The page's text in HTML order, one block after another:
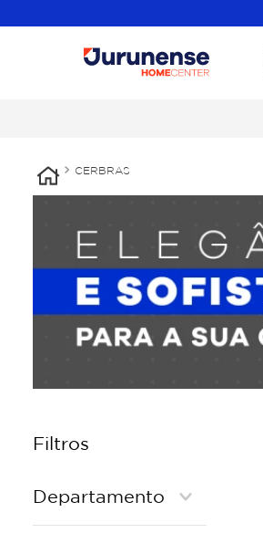
CERBRAS
Filtros
Departamento